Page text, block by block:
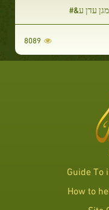
עדן ע&#
8089
Guide To
How to